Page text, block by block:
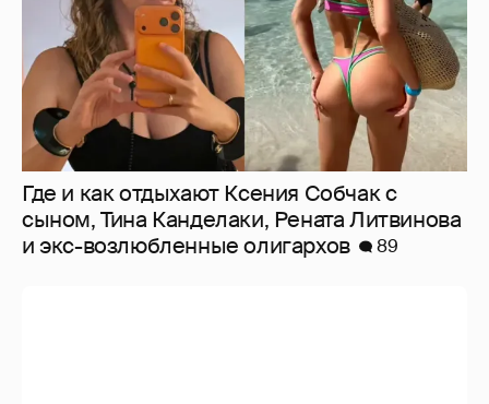
Где и как отдыхают Ксения Собчак с
сыном, Тина Канделаки, Рената Литвинова
и экс-возлюбленные олигархов
89